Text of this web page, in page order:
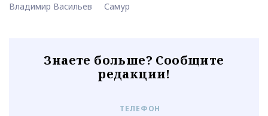
Владимир Васильев Самур
Знаете больше? Сообщите
редакции!
ТЕЛЕФОН